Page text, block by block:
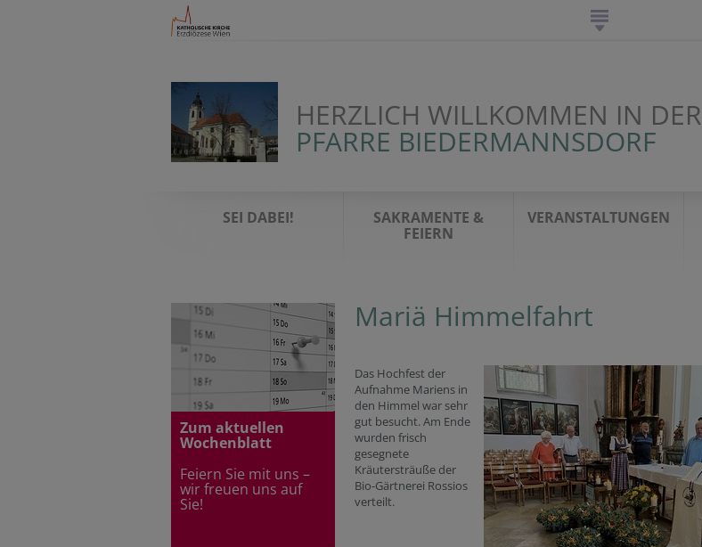
HERZLICH WILLKOMMEN IN DER
PFARRE BIEDERMANNSDORF
SEI DABEI!
SAKRAMENTE &
FEIERN
VERANSTALTUNGEN
Zum aktuellen
Wochenblatt
Feiern Sie mit uns –
wir freuen uns auf
Sie!
Mariä Himmelfahrt
Das Hochfest der
Aufnahme Mariens in
den Himmel war sehr
gut besucht. Am Ende
wurden frisch
gesegnete
Kräutersträuße der
Bio-Gärtnerei Rossios
verteilt.